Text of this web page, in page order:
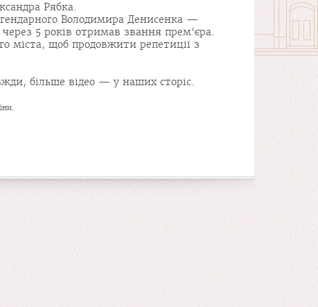
Рябка.
Володимира Денисенка —
5 років отримав звання прем‘єра.
міста, щоб продовжити репетиції з
більше відео — у наших сторіс.